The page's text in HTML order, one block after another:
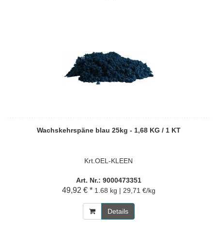
Wachskehrspäne blau 25kg - 1,68 KG / 1 KT
Krt.OEL-KLEEN
Art. Nr.: 9000473351
49,92 € * 1.68 kg | 29,71 €/kg
Details